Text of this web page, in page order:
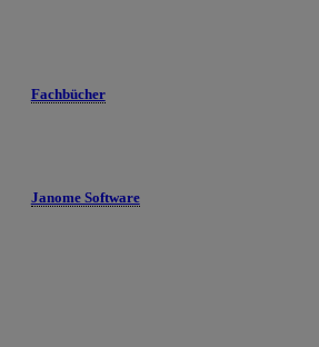
Fachbücher
Janome Software